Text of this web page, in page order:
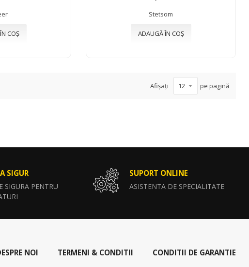
COȘ
Stetsom
ADAUGĂ ÎN COȘ
Afișați pe pagină
SIGUR
SIGURA PENTRU
SUPORT ONLINE
ASISTENTA DE SPECIALITATE
NOI TERMENI & CONDITII CONDITII DE GARANTIE